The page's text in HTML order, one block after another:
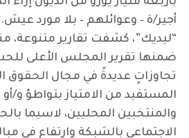
أجير/ة – وعوائلهم – بلا مورد
“ليديك”، كشفت تقارير متنوعة،
تجاوزاتٍ عديدةً في مجال الحقوق
المستفيد من الامتياز بتواطؤ
والمنتخبين المحليين، لاسيما
الاجتماعي بالشبكة وارتفاعٍ في